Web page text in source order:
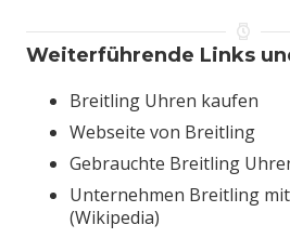
Weiterführende Links
Breitling Uhren kaufen
Webseite von Breitling
Gebrauchte Breitling
Unternehmen Breitling mit
(Wikipedia)